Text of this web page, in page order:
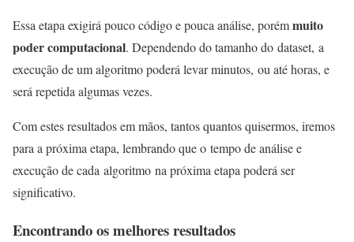
Essa etapa exigirá pouco código e pouca análise, porémmuito
poder computacional. Dependendo do tamanho do dataset, a
execução de um algoritmo poderá levar minutos, ou até horas, e
será repetida algumas vezes.
Com estes resultados em mãos, tantos quantos quisermos, iremos
para a próxima etapa, lembrando que o tempo de análise e
execução de cada algoritmo na próxima etapa poderá ser
significativo.
Encontrando os melhores resultados